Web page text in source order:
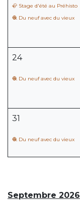
🦣 Stage d'été au Préhisto
🧶 Du neuf avec du vieux
24
🧶 Du neuf avec du vieux
31
🧶 Du neuf avec du vieux
Septembre 2026